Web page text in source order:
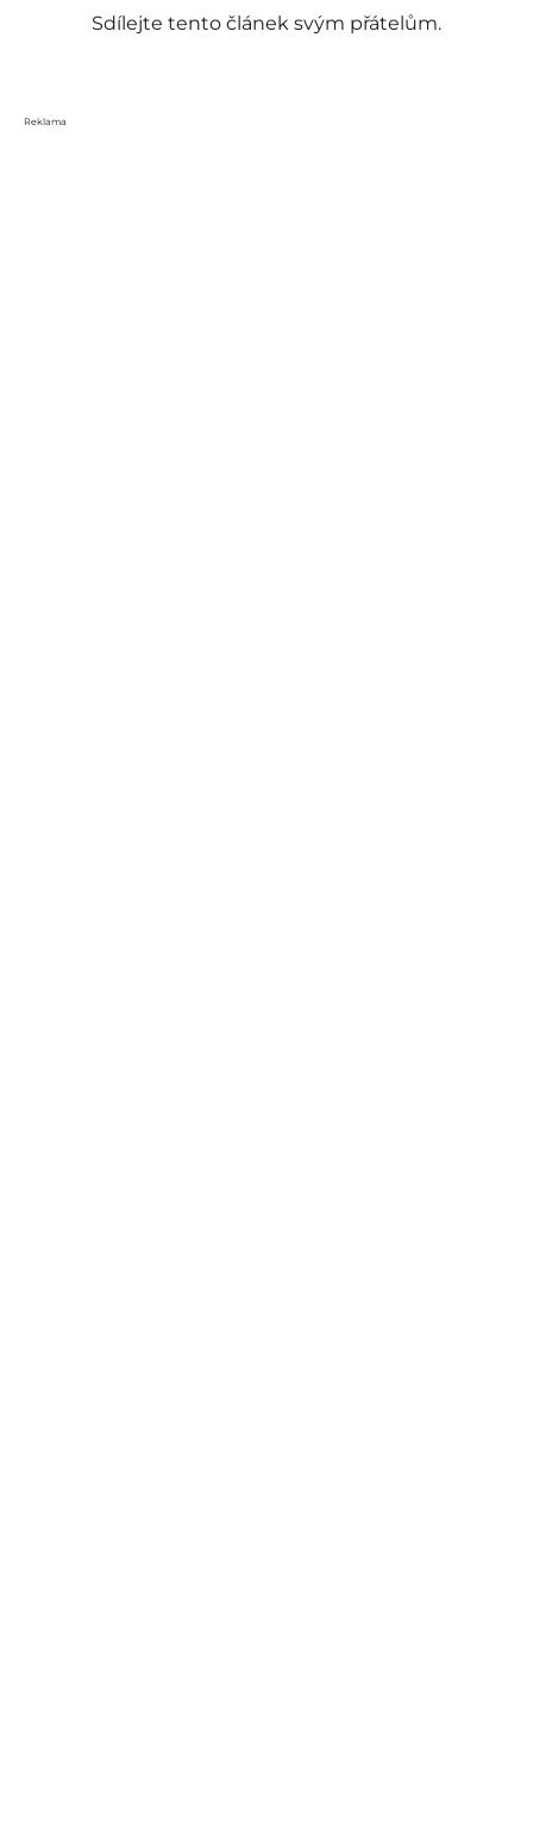
Sdílejte tento článek svým přátelům.
Reklama